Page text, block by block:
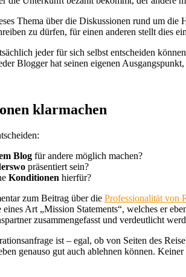
Thema über die Diskussionen rund um
zu dürfen, für einen anderen stellt dies
jeder für sich selbst entscheiden
Blogger hat seinen eigenen
klarmachen
Blog für andere möglich machen?
präsentiert sein?
Konditionen hierfür?
zum Beitrag über die Professionalität von
eines Art „Mission Statements“, welches er
zusammengefasst und verdeutlicht
ist – egal, ob von Seiten des
genauso gut auch ablehnen können.